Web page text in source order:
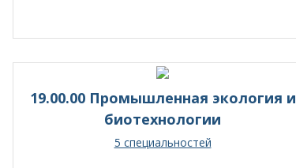
19.00.00 Промышленная экология и
биотехнологии
5 специальностей